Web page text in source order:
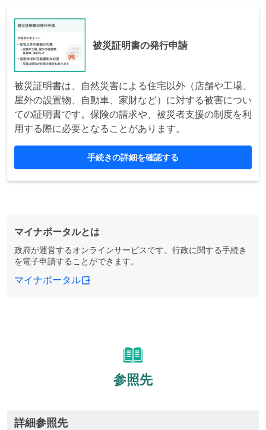
被災証明書の発行申請
被災証明書は、自然災害による住宅以外（店舗や工場、
屋外の設置物、自動車、家財など）に対する被害につい
ての証明書です。保険の請求や、被災者支援の制度を利
用する際に必要となることがあります。
手続きの詳細を確認する
マイナポータルとは
政府が運営するオンラインサービスです。行政に関する手続き
を電子申請することができます。
マイナポータル
参照先
詳細参照先